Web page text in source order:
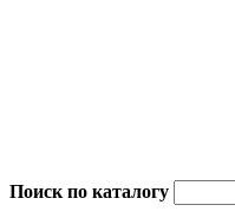
Поиск по каталогу